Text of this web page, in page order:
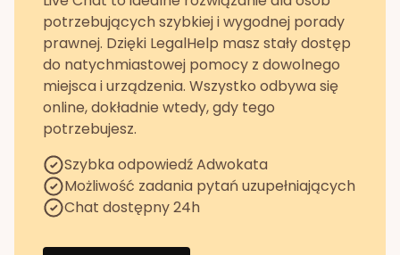
potrzebujących szybkiej i wygodnej porady
prawnej. Dzięki LegalHelp masz stały dostęp
do natychmiastowej pomocy z dowolnego
miejsca i urządzenia. Wszystko odbywa się
online, dokładnie wtedy, gdy tego
potrzebujesz.
Szybka odpowiedź Adwokata
Możliwość zadania pytań uzupełniających
Chat dostępny 24h